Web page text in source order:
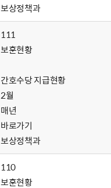
보상정책과
111
보훈현황
간호수당 지급현황
2월
매년
바로가기
보상정책과
110
보훈현황